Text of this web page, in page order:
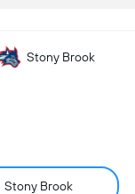
Stony Brook
Stony Brook